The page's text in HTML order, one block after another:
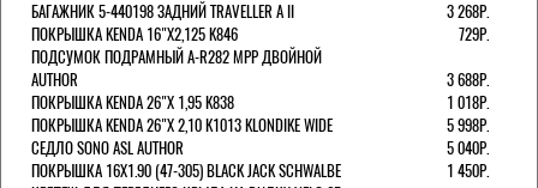
БАГАЖНИК 5-440198 ЗАДНИЙ TRAVELLER A II
3 268Р.
ПОКРЫШКА KENDA 16"Х2,125 K846
729Р.
ПОДСУМОК ПОДРАМНЫЙ A-R282 MPP ДВОЙНОЙ
AUTHOR
3 688Р.
ПОКРЫШКА KENDA 26"Х 1,95 K838
1 018Р.
ПОКРЫШКА KENDA 26"Х 2,10 K1013 KLONDIKE WIDE
5 998Р.
СЕДЛО SONO ASL AUTHOR
5 040Р.
ПОКРЫШКА 16X1.90 (47-305) BLACK JACK SCHWALBE
1 450Р.